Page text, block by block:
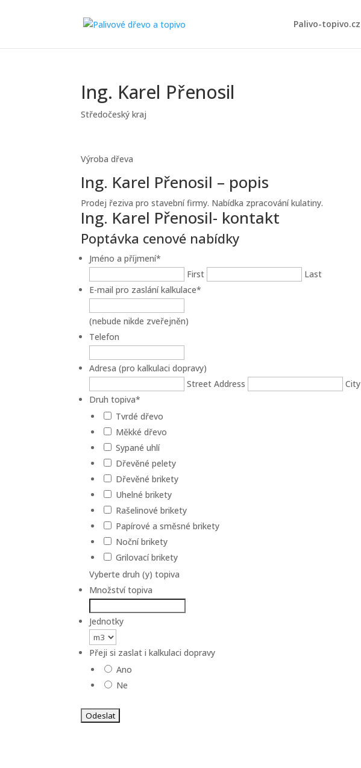
Palivo-topivo.cz
Ing. Karel Přenosil
Středočeský kraj
Výroba dřeva
Ing. Karel Přenosil – popis
Prodej řeziva pro stavební firmy. Nabídka zpracování kulatiny.
Ing. Karel Přenosil- kontakt
Poptávka cenové nabídky
Jméno a příjmení*
First
Last
E-mail pro zaslání kalkulace*
(nebude nikde zveřejněn)
Telefon
Adresa (pro kalkulaci dopravy)
Street Address
City
Druh topiva*
Tvrdé dřevo
Měkké dřevo
Sypané uhlí
Dřevěné pelety
Dřevěné brikety
Uhelné brikety
Rašelinové brikety
Papírové a směsné brikety
Noční brikety
Grilovací brikety
Vyberte druh (y) topiva
Množství topiva
Jednotky
Přeji si zaslat i kalkulaci dopravy
Ano
Ne